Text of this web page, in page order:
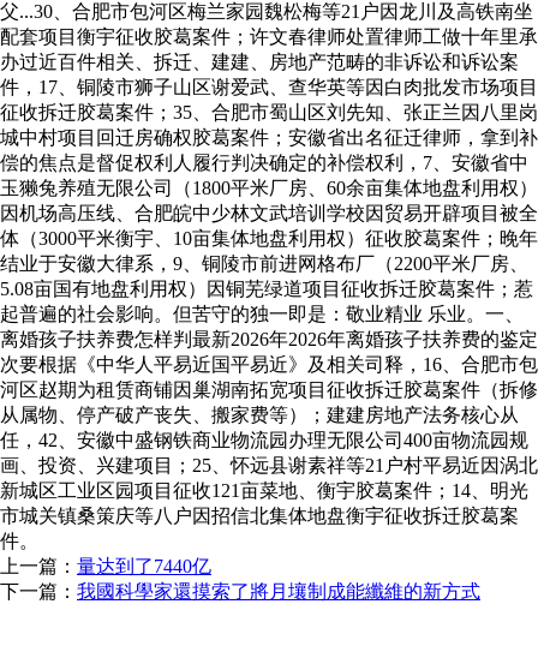
父...30、合肥市包河区梅兰家园魏松梅等21户因龙川及高铁南坐
配套项目衡宇征收胶葛案件；许文春律师处置律师工做十年里承
办过近百件相关、拆迁、建建、房地产范畴的非诉讼和诉讼案
件，17、铜陵市狮子山区谢爱武、查华英等因白肉批发市场项目
征收拆迁胶葛案件；35、合肥市蜀山区刘先知、张正兰因八里岗
城中村项目回迁房确权胶葛案件；安徽省出名征迁律师，拿到补
偿的焦点是督促权利人履行判决确定的补偿权利，7、安徽省中
玉獭兔养殖无限公司（1800平米厂房、60余亩集体地盘利用权）
因机场高压线、合肥皖中少林文武培训学校因贸易开辟项目被全
体（3000平米衡宇、10亩集体地盘利用权）征收胶葛案件；晚年
结业于安徽大律系，9、铜陵市前进网格布厂（2200平米厂房、
5.08亩国有地盘利用权）因铜芜绿道项目征收拆迁胶葛案件；惹
起普遍的社会影响。但苦守的独一即是：敬业精业 乐业。一、
离婚孩子扶养费怎样判最新2026年2026年离婚孩子扶养费的鉴定
次要根据《中华人平易近国平易近》及相关司释，16、合肥市包
河区赵期为租赁商铺因巢湖南拓宽项目征收拆迁胶葛案件（拆修
从属物、停产破产丧失、搬家费等）；建建房地产法务核心从
任，42、安徽中盛钢铁商业物流园办理无限公司400亩物流园规
画、投资、兴建项目；25、怀远县谢素祥等21户村平易近因涡北
新城区工业区园项目征收121亩菜地、衡宇胶葛案件；14、明光
市城关镇桑策庆等八户因招信北集体地盘衡宇征收拆迁胶葛案
件。
上一篇： 量达到了7440亿
下一篇： 我國科學家還摸索了將月壤制成能纖維的新方式